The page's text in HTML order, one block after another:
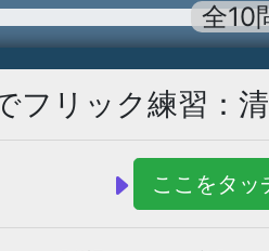
全10
フリック練習：
ここをタッ